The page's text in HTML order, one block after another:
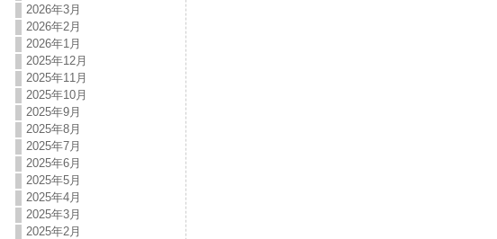
2026年3月
2026年2月
2026年1月
2025年12月
2025年11月
2025年10月
2025年9月
2025年8月
2025年7月
2025年6月
2025年5月
2025年4月
2025年3月
2025年2月